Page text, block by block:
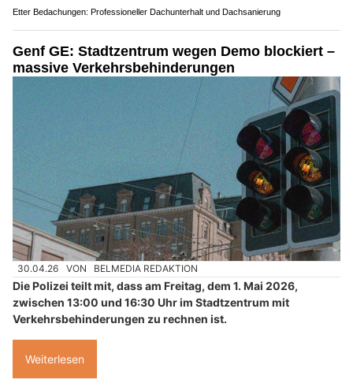
Etter Bedachungen: Professioneller Dachunterhalt und Dachsanierung
Genf GE: Stadtzentrum wegen Demo blockiert –
massive Verkehrsbehinderungen
30.04.26 VON BELMEDIA REDAKTION
Die Polizei teilt mit, dass am Freitag, dem 1. Mai 2026,
zwischen 13:00 und 16:30 Uhr im Stadtzentrum mit
Verkehrsbehinderungen zu rechnen ist.
Weiterlesen